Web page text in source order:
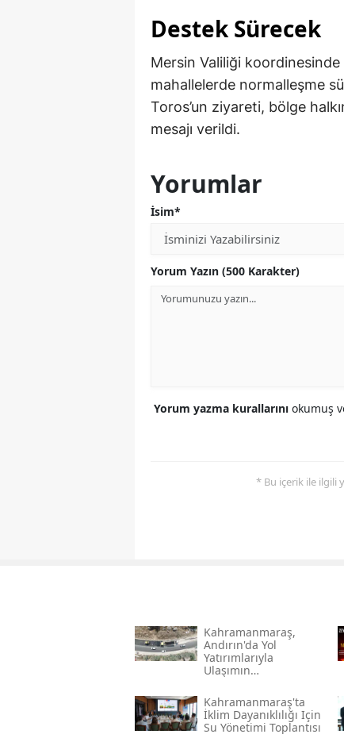
Destek Sürecek
Mersin Valiliği koordinesinde
mahallelerde normalleşme
Toros’un ziyareti, bölge
mesajı verildi.
Yorumlar
İsim*
Yorum Yazın (500 Karakter)
Yorum yazma kurallarını okumuş
* Bu içerik ile ilgili
Kahramanmaraş,
Andırın'da Yol
Yatırımlarıyla
Ulaşımın
Yükseltiyor
Kahramanmaraş'ta
İklim Dayanıklılığı Için
Su Yönetimi Toplantısı